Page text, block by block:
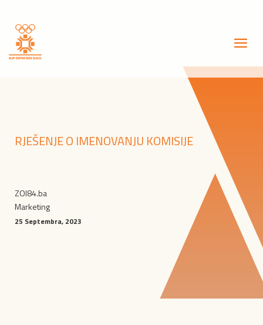
RJEŠENJE O IMENOVANJU KOMISIJE
ZOI84.ba
Marketing
25 Septembra, 2023